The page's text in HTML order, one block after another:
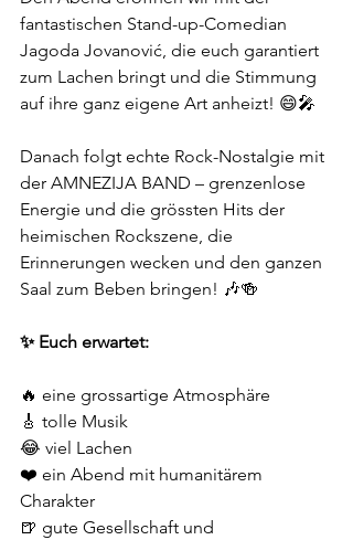
fantastischen Stand-up-Comedian
Jagoda Jovanović, die euch garantiert
zum Lachen bringt und die Stimmung
auf ihre ganz eigene Art anheizt! 😄🎤
Danach folgt echte Rock-Nostalgie mit
der AMNEZIJA BAND – grenzenlose
Energie und die grössten Hits der
heimischen Rockszene, die
Erinnerungen wecken und den ganzen
Saal zum Beben bringen! 🎶🍻
✨ Euch erwartet:
🔥 eine grossartige Atmosphäre
🎸 tolle Musik
😂 viel Lachen
❤️ ein Abend mit humanitärem
Charakter
🍺 gute Gesellschaft und